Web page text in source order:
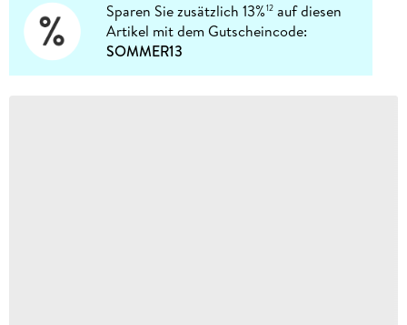
Sparen Sie zusätzlich 13%12 auf diesen
Artikel mit dem Gutscheincode:
SOMMER13